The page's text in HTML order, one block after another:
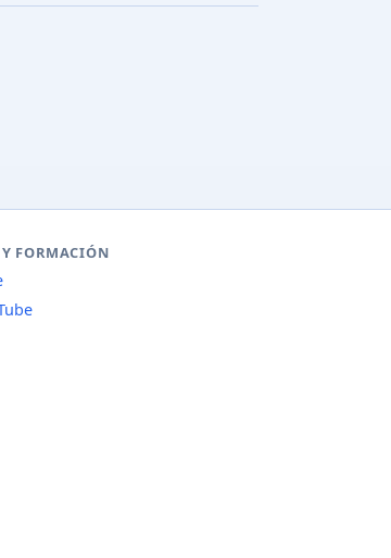
FORMACIÓN